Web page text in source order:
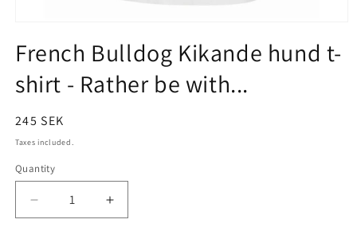
media
in
modal
French Bulldog Kikande hund t-
shirt - Rather be with...
Regular
price
245 SEK
Taxes included.
Quantity
Quantity